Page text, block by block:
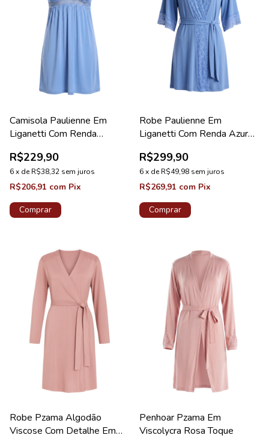
Camisola Paulienne Em
Liganetti Com Renda
R$229,90
6x deR$38,32 sem juros
R$206,91 com Pix
Comprar
Robe Paulienne Em
Liganetti Com Renda Azure
R$299,90
6x deR$49,98 sem juros
R$269,91 com Pix
Comprar
Robe Pzama Algodão
Viscose Com Detalhe Em
Penhoar Pzama Em
Viscolycra Rosa Toque